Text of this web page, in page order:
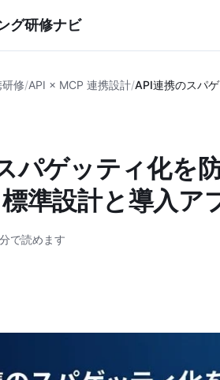
グ研修ナビ
修/API × MCP 連携設計/API連携のスパ
パゲッティ化を
準設計と導入ア
で読めます